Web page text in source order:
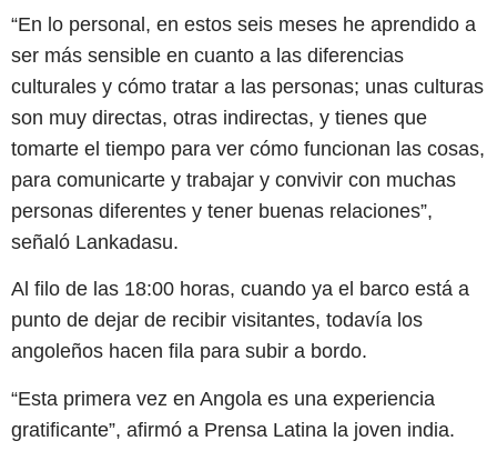
“En lo personal, en estos seis meses he aprendido a
ser más sensible en cuanto a las diferencias
culturales y cómo tratar a las personas; unas culturas
son muy directas, otras indirectas, y tienes que
tomarte el tiempo para ver cómo funcionan las cosas,
para comunicarte y trabajar y convivir con muchas
personas diferentes y tener buenas relaciones”,
señaló Lankadasu.
Al filo de las 18:00 horas, cuando ya el barco está a
punto de dejar de recibir visitantes, todavía los
angoleños hacen fila para subir a bordo.
“Esta primera vez en Angola es una experiencia
gratificante”, afirmó a Prensa Latina la joven india.